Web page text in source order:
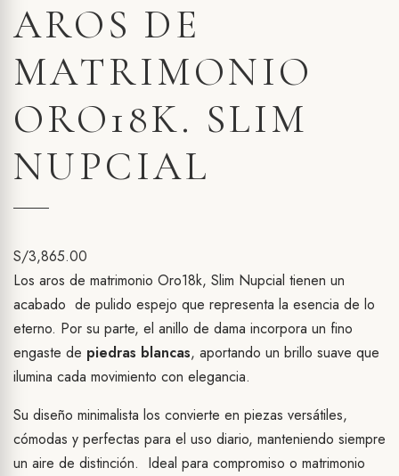
AROS DE
MATRIMONIO
ORO18K. SLIM
NUPCIAL
S/3,865.00
Los aros de matrimonio Oro18k, Slim Nupcial tienen un
acabado de pulido espejo que representa la esencia de lo
eterno. Por su parte, el anillo de dama incorpora un fino
engaste de piedras blancas, aportando un brillo suave que
ilumina cada movimiento con elegancia.
Su diseño minimalista los convierte en piezas versátiles,
cómodas y perfectas para el uso diario, manteniendo siempre
un aire de distinción. Ideal para compromiso o matrimonio